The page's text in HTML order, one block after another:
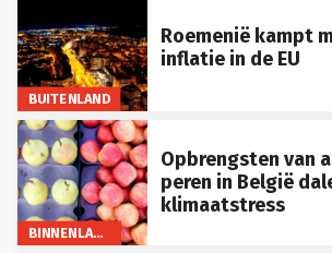
BUITENLAND
Roemenië kampt
inflatie in de EU
BINNENLAND
Opbrengsten van
peren in België
klimaatstress